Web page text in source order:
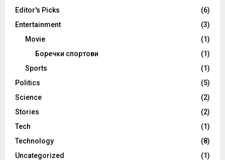
Editor's Picks
(6)
Entertainment
(3)
Movie
(1)
Боречки спортови
(1)
Sports
(1)
Politics
(5)
Science
(2)
Stories
(2)
Tech
(1)
Technology
(8)
Uncategorized
(1)